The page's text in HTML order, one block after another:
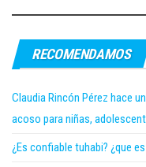
RECOMENDAMOS
Claudia Rincón Pérez hace
acoso para niñas,
¿Es confiable tuhabi? ¿que